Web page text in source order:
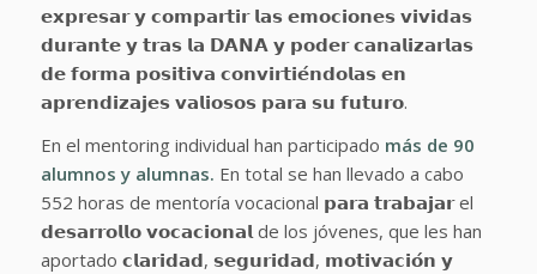
𝗲𝘅𝗽𝗿𝗲𝘀𝗮𝗿 𝘆 𝗰𝗼𝗺𝗽𝗮𝗿𝘁𝗶𝗿 𝗹𝗮𝘀 𝗲𝗺𝗼𝗰𝗶𝗼𝗻𝗲𝘀 𝘃𝗶𝘃𝗶𝗱𝗮𝘀
𝗱𝘂𝗿𝗮𝗻𝘁𝗲 𝘆 𝘁𝗿𝗮𝘀 𝗹𝗮 𝗗𝗔𝗡𝗔 𝘆 𝗽𝗼𝗱𝗲𝗿 𝗰𝗮𝗻𝗮𝗹𝗶𝘇𝗮𝗿𝗹𝗮𝘀
𝗱𝗲 𝗳𝗼𝗿𝗺𝗮 𝗽𝗼𝘀𝗶𝘁𝗶𝘃𝗮 𝗰𝗼𝗻𝘃𝗶𝗿𝘁𝗶𝗲́𝗻𝗱𝗼𝗹𝗮𝘀 𝗲𝗻
𝗮𝗽𝗿𝗲𝗻𝗱𝗶𝘇𝗮𝗷𝗲𝘀 𝘃𝗮𝗹𝗶𝗼𝘀𝗼𝘀 𝗽𝗮𝗿𝗮 𝘀𝘂 𝗳𝘂𝘁𝘂𝗿𝗼.
En el mentoring individual han participado más de 90
alumnos y alumnas. En total se han llevado a cabo
552 horas de mentoría vocacional 𝗽𝗮𝗿𝗮 𝘁𝗿𝗮𝗯𝗮𝗷𝗮𝗿 el
𝗱𝗲𝘀𝗮𝗿𝗿𝗼𝗹𝗹𝗼 𝘃𝗼𝗰𝗮𝗰𝗶𝗼𝗻𝗮𝗹 de los jóvenes, que les han
aportado 𝗰𝗹𝗮𝗿𝗶𝗱𝗮𝗱, 𝘀𝗲𝗴𝘂𝗿𝗶𝗱𝗮𝗱, 𝗺𝗼𝘁𝗶𝘃𝗮𝗰𝗶𝗼́𝗻 𝘆